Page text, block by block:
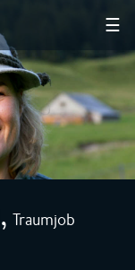
☰
, Traumjob